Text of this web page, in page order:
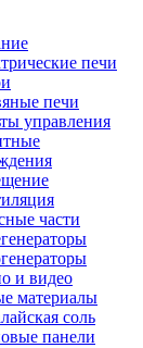
печи
печи
управления
части
и видео
материалы
соль
панели